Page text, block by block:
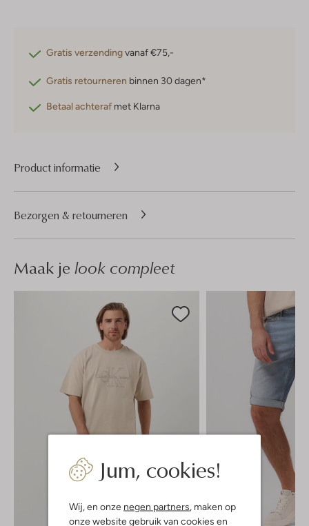
Jum, cookies!
Wij, en onze negen partners, maken op
onze website gebruik van cookies en
Gratis verzendingvanaf €75,-
Gratis retourneren binnen 30 dagen*
Betaal achteraf met Klarna
Product informatie
Bezorgen & retourneren
Maak je look compleet